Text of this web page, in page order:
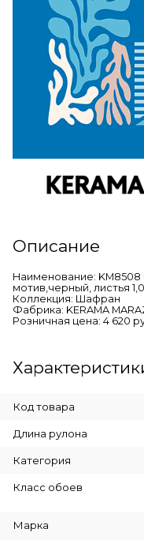
Описание
Наименование:
мотив,черный, листья
Коллекция: Шафран
Фабрика: KERAMA
Розничная цена: 4 620
Код товара
Длина рулона
Категория
Класс обоев
Марка